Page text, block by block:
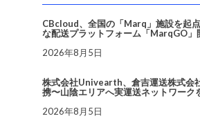
CBcloud、全国の「Marq」施設を起
な配送プラットフォーム「MarqGO」
2026年8月5日
株式会社Univearth、倉吉運送株式会
携〜山陰エリアへ実運送ネットワーク
2026年8月5日